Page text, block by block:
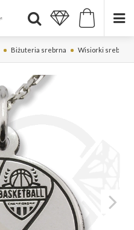
Biżuteria srebrna Wisiorki srebrne